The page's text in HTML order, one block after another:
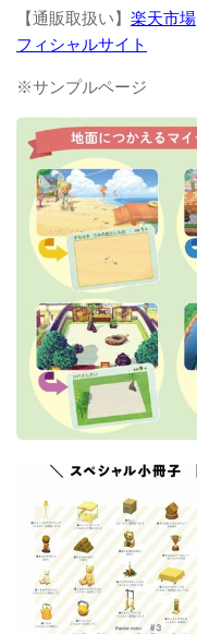
【通販取扱い】 楽天市場
フィシャルサイト
※サンプルページ